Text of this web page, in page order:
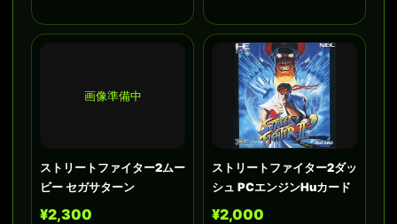
画像準備中
ストリートファイター2ムー
ビー セガサターン
¥2,300
ストリートファイター2ダッ
シュ PCエンジンHuカード
¥2,000